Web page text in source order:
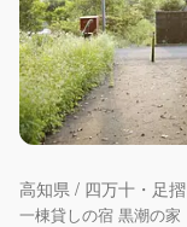
高知県 / 四万十・足摺
一棟貸しの宿 黒潮の家